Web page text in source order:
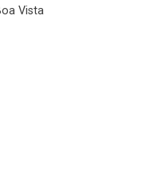
Vista